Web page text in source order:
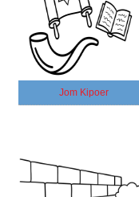
Jom Kipoer